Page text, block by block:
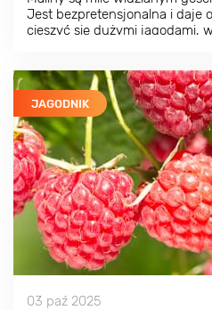
Jest bezpretensjonalna i daje
cieszyć się dużymi jagodami,
JAGODNIK
03 paź 2025